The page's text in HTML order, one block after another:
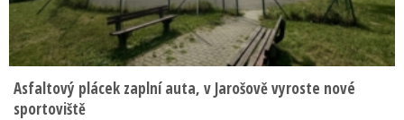
Asfaltový plácek zaplní auta, v Jarošově vyroste nové
sportoviště